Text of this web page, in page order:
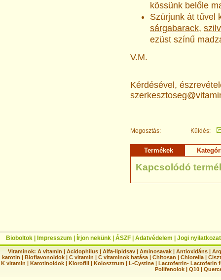
kössünk belőle
Szúrjunk át tűvel
sárgabarack,
ezüst színű
V.M.
Kérdésével,
Megosztás: Küldés:
Termékek
Kapcsolódó
Bioboltok Impresszum Írjon nekünk ÁSZF Adatvédelem Jogi nyilatkozat
Vitaminok: A vitamin |Acidophilus |Alfa-lipidsav |Aminosavak |Antioxidáns |
karotin | Bioflavonoidok | C vitamin | C vitaminok hatása | Chitosan | Chlorella |
K vitamin | Karotinoidok | Klorofill | Kolosztrum | L-Cystine | Lactoferrin- Lactoferin
Polifenolok |Q10 |